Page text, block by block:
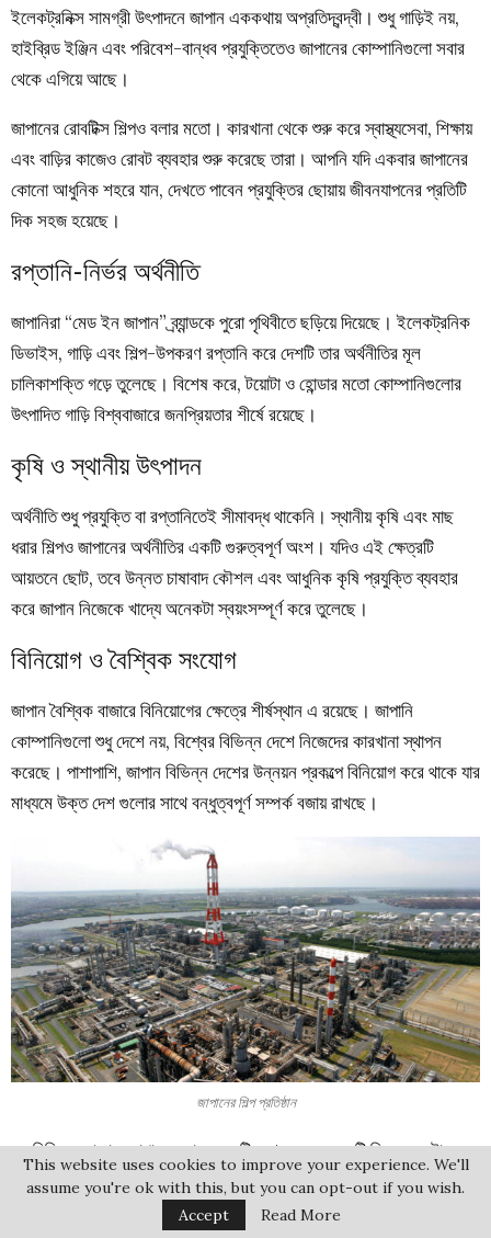
ইলেকট্রনিক্স সামগ্রী উৎপাদনে জাপান এককথায় অপ্রতিদ্বন্দ্বী। শুধু গাড়িই নয়,
হাইব্রিড ইঞ্জিন এবং পরিবেশ-বান্ধব প্রযুক্তিতেও জাপানের কোম্পানিগুলো সবার
থেকে এগিয়ে আছে।
জাপানের রোবটিক্স শিল্পও বলার মতো। কারখানা থেকে শুরু করে স্বাস্থ্যসেবা, শিক্ষায়
এবং বাড়ির কাজেও রোবট ব্যবহার শুরু করেছে তারা। আপনি যদি একবার জাপানের
কোনো আধুনিক শহরে যান, দেখতে পাবেন প্রযুক্তির ছোয়ায় জীবনযাপনের প্রতিটি
দিক সহজ হয়েছে।
রপ্তানি-নির্ভর অর্থনীতি
জাপানিরা “মেড ইন জাপান” ব্র্যান্ডকে পুরো পৃথিবীতে ছড়িয়ে দিয়েছে। ইলেকট্রনিক
ডিভাইস, গাড়ি এবং শিল্প-উপকরণ রপ্তানি করে দেশটি তার অর্থনীতির মূল
চালিকাশক্তি গড়ে তুলেছে। বিশেষ করে, টয়োটা ও হোন্ডার মতো কোম্পানিগুলোর
উৎপাদিত গাড়ি বিশ্ববাজারে জনপ্রিয়তার শীর্ষে রয়েছে।
কৃষি ও স্থানীয় উৎপাদন
অর্থনীতি শুধু প্রযুক্তি বা রপ্তানিতেই সীমাবদ্ধ থাকেনি। স্থানীয় কৃষি এবং মাছ
ধরার শিল্পও জাপানের অর্থনীতির একটি গুরুত্বপূর্ণ অংশ। যদিও এই ক্ষেত্রটি
আয়তনে ছোট, তবে উন্নত চাষাবাদ কৌশল এবং আধুনিক কৃষি প্রযুক্তি ব্যবহার
করে জাপান নিজেকে খাদ্যে অনেকটা স্বয়ংসম্পূর্ণ করে তুলেছে।
বিনিয়োগ ও বৈশ্বিক সংযোগ
জাপান বৈশ্বিক বাজারে বিনিয়োগের ক্ষেত্রে শীর্ষস্থান এ রয়েছে। জাপানি
কোম্পানিগুলো শুধু দেশে নয়, বিশ্বের বিভিন্ন দেশে নিজেদের কারখানা স্থাপন
করেছে। পাশাপাশি, জাপান বিভিন্ন দেশের উন্নয়ন প্রকল্পে বিনিয়োগ করে থাকে যার
মাধ্যমে উক্ত দেশ গুলোর সাথে বন্ধুত্বপূর্ণ সম্পর্ক বজায় রাখছে।
জাপানের শিল্প প্রতিষ্ঠান
সব মিলিয়ে বলা যায়, জাপান শুধুমাত্র একটি দেশ নয়, বরং একটি বিস্ময়কর দৃষ্টান্ত,
যেখানে অতীত এবং ভবিষ্যত এক হয়েছে । সাকুরার সৌন্দর্য, মাঙ্গার কল্পনাজগৎ ,
এবং তাদের সংস্কৃতির গভীরতা আমাদের উপলব্ধি করায় যে, কীভাবে একটি জাতি
This website uses cookies to improve your experience. We'll
assume you're ok with this, but you can opt-out if you wish.
Accept
Read More